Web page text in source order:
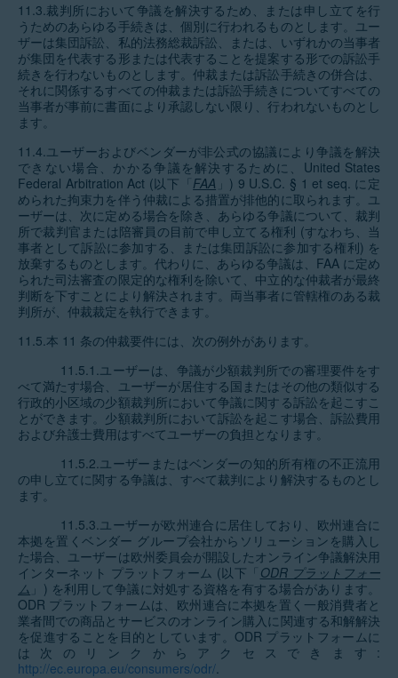
11.3.裁判所において争議を解決するため、または申し立てを行
うためのあらゆる手続きは、個別に行われるものとします。ユー
ザーは集団訴訟、私的法務総裁訴訟、または、いずれかの当事者
が集団を代表する形または代表することを提案する形での訴訟手
続きを行わないものとします。仲裁または訴訟手続きの併合は、
それに関係するすべての仲裁または訴訟手続きについてすべての
当事者が事前に書面により承認しない限り、行われないものとし
ます。
11.4.ユーザーおよびベンダーが非公式の協議により争議を解決
できない場合、かかる争議を解決するために、United States
Federal Arbitration Act (以下「 FAA 」) 9 U.S.C. § 1 et seq. に定
められた拘束力を伴う仲裁による措置が排他的に取られます。ユ
ーザーは、次に定める場合を除き、あらゆる争議について、裁判
所で裁判官または陪審員の目前で申し立てる権利 (すなわち、当
事者として訴訟に参加する、または集団訴訟に参加する権利) を
放棄するものとします。代わりに、あらゆる争議は、FAA に定め
られた司法審査の限定的な権利を除いて、中立的な仲裁者が最終
判断を下すことにより解決されます。両当事者に管轄権のある裁
判所が、仲裁裁定を執行できます。
11.5.本 11 条の仲裁要件には、次の例外があります。
11.5.1.ユーザーは、争議が少額裁判所での審理要件をす
べて満たす場合、ユーザーが居住する国またはその他の類似する
行政的小区域の少額裁判所において争議に関する訴訟を起こすこ
とができます。少額裁判所において訴訟を起こす場合、訴訟費用
および弁護士費用はすべてユーザーの負担となります。
11.5.2.ユーザーまたはベンダーの知的所有権の不正流用
の申し立てに関する争議は、すべて裁判により解決するものとし
ます。
11.5.3.ユーザーが欧州連合に居住しており、欧州連合に
本拠を置くベンダー グループ会社からソリューションを購入し
た場合、ユーザーは欧州委員会が開設したオンライン争議解決用
インターネット プラットフォーム (以下「 ODR プラットフォー
ム 」) を利用して争議に対処する資格を有する場合があります。
ODR プラットフォームは、欧州連合に本拠を置く一般消費者と
業者間での商品とサービスのオンライン購入に関連する和解解決
を促進することを目的としています。ODR プラットフォームに
は次のリンクからアクセスできます:
http://ec.europa.eu/consumers/odr/.